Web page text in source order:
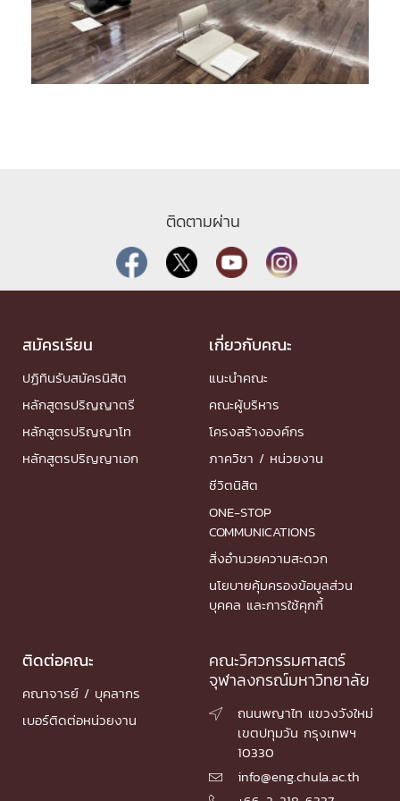
ติดตามผ่าน
สมัครเรียน
ปฏิทินรับสมัครนิสิต
หลักสูตรปริญญาตรี
หลักสูตรปริญญาโท
หลักสูตรปริญญาเอก
เกี่ยวกับคณะ
แนะนำคณะ
คณะผู้บริหาร
โครงสร้างองค์กร
ภาควิชา / หน่วยงาน
ชีวิตนิสิต
ONE-STOP
COMMUNICATIONS
สิ่งอำนวยความสะดวก
นโยบายคุ้มครองข้อมูลส่วน
บุคคล และการใช้คุกกี้
ติดต่อคณะ
คณาจารย์ / บุคลากร
เบอร์ติดต่อหน่วยงาน
คณะวิศวกรรมศาสตร์
จุฬาลงกรณ์มหาวิทยาลัย

ถนนพญาไท แขวงวังใหม่
เขตปทุมวัน กรุงเทพฯ
10330
 info@eng.chula.ac.th